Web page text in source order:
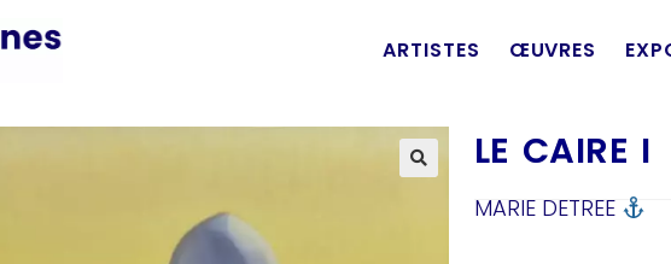
ARTISTES ŒUVRES
LE CAIRE I
MARIE DETREE